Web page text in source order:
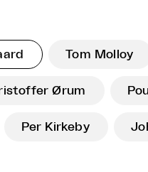
Tom Molloy
Ørum
Per Kirkeby